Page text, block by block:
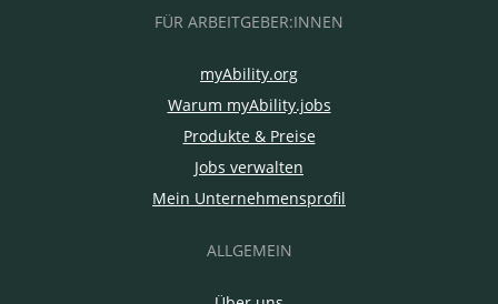
FÜR ARBEITGEBER:INNEN
myAbility.org
Warum myAbility.jobs
Produkte & Preise
Jobs verwalten
Mein Unternehmensprofil
ALLGEMEIN